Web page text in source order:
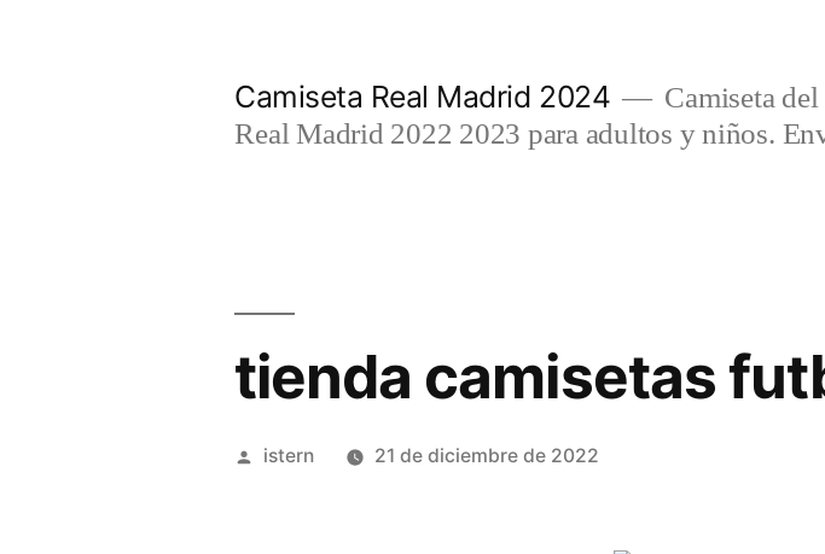
Camiseta Real Madrid 2024
Camiseta
Real Madrid 2022 2023 para adultos y niños.
tienda camisetas
Publicado
istern 21 de diciembre de 2022